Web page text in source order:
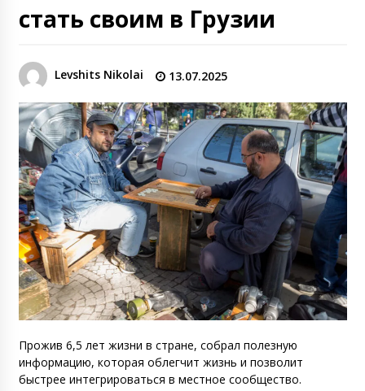
стать своим в Грузии
Levshits Nikolai 13.07.2025
Прожив 6,5 лет жизни в стране, собрал полезную
информацию, которая облегчит жизнь и позволит
быстрее интегрироваться в местное сообщество.